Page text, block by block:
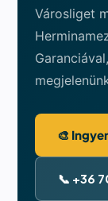
Városliget
🎨
📞 +36